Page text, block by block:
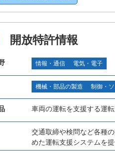
開放特許情報
情報・通信 電気・電子
機械・部品の製造 制御・
車両の運転を支援する運
交通取締や検問など各種
めた運転支援システムを提